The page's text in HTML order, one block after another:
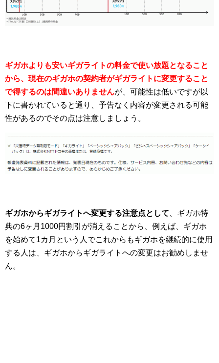
ギガホよりも安いギガライトの料金で使い放題となること
から、現在のギガホの契約者がギガライトに変更すること
で得するのは間違いありませんが、可能性は低いですが以
下に書かれていると通り、予告なく内容が変更される可能
性があるのでその点は注意しましょう。
ギガホからギガライトへ変更する注意点として 、ギガホ特
典の6ヶ月1000円割引が消えることから、例えば、ギガホ
を始めて1カ月という人でこれからもギガホを継続的に使用
する人は、ギガホからギガライトへの変更はお勧めしませ
ん。